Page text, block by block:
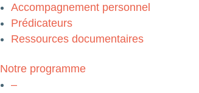
Accompagnement personnel
Prédicateurs
Ressources documentaires
Notre programme
–